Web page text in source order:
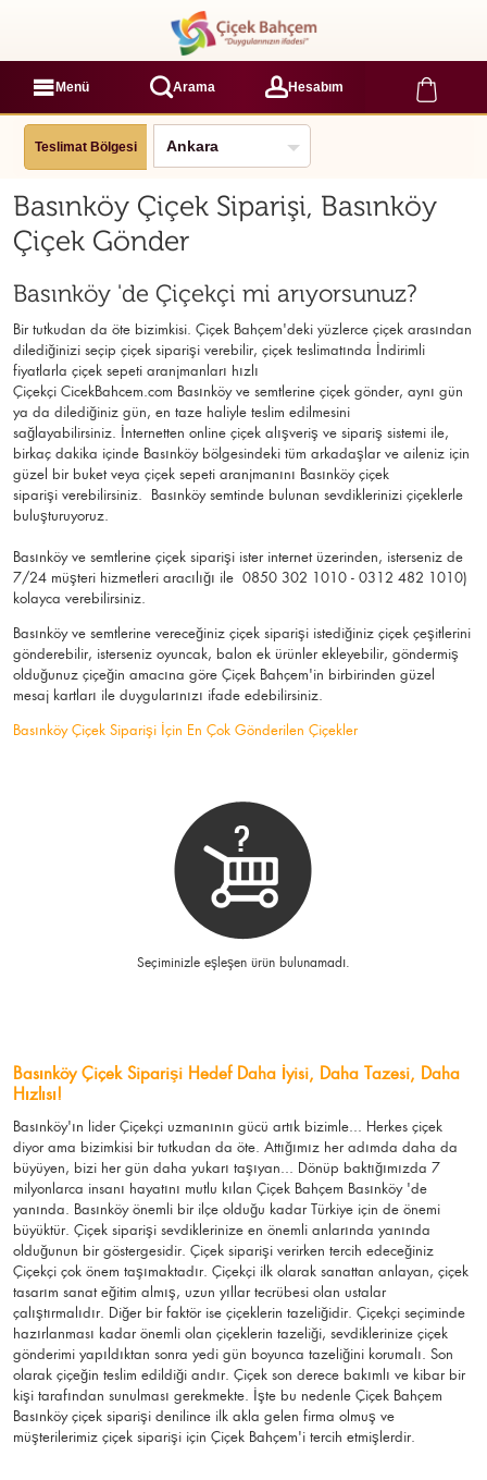
Menü Arama Hesabım
Teslimat Bölgesi
Basınköy Çiçek Siparişi, Basınköy
Çiçek Gönder
Basınköy 'de Çiçekçi mi arıyorsunuz?
Bir tutkudan da öte bizimkisi. Çiçek Bahçem'deki yüzlerce çiçek arasından
dilediğinizi seçip çiçek siparişi verebilir, çiçek teslimatında İndirimli
fiyatlarla çiçek sepeti aranjmanları hızlı
Çiçekçi CicekBahcem.com Basınköy ve semtlerine çiçek gönder, aynı gün
ya da dilediğiniz gün, en taze haliyle teslim edilmesini
sağlayabilirsiniz. İnternetten online çiçek alışveriş ve sipariş sistemi ile,
birkaç dakika içinde Basınköy bölgesindeki tüm arkadaşlar ve aileniz için
güzel bir buket veya çiçek sepeti aranjmanını Basınköy çiçek
siparişi verebilirsiniz. Basınköy semtinde bulunan sevdiklerinizi çiçeklerle
buluşturuyoruz.
Basınköy ve semtlerine çiçek siparişi ister internet üzerinden, isterseniz de
7/24 müşteri hizmetleri aracılığı ile 0850 302 1010 - 0312 482 1010)
kolayca verebilirsiniz.
Basınköy ve semtlerine vereceğiniz çiçek siparişi istediğiniz çiçek çeşitlerini
gönderebilir, isterseniz oyuncak, balon ek ürünler ekleyebilir, göndermiş
olduğunuz çiçeğin amacına göre Çiçek Bahçem'in birbirinden güzel
mesaj kartları ile duygularınızı ifade edebilirsiniz.
Basınköy Çiçek Siparişi İçin En Çok Gönderilen Çiçekler
Seçiminizle eşleşen ürün bulunamadı.
Basınköy Çiçek Siparişi Hedef Daha İyisi, Daha Tazesi, Daha
Hızlısı!
Basınköy'ın lider Çiçekçi uzmanının gücü artık bizimle... Herkes çiçek
diyor ama bizimkisi bir tutkudan da öte. Attığımız her adımda daha da
büyüyen, bizi her gün daha yukarı taşıyan... Dönüp baktığımızda 7
milyonlarca insanı hayatını mutlu kılan Çiçek Bahçem Basınköy 'de
yanında. Basınköy önemli bir ilçe olduğu kadar Türkiye için de önemi
büyüktür. Çiçek siparişi sevdiklerinize en önemli anlarında yanında
olduğunun bir göstergesidir. Çiçek siparişi verirken tercih edeceğiniz
Çiçekçi çok önem taşımaktadır. Çiçekçi ilk olarak sanattan anlayan, çiçek
tasarım sanat eğitim almış, uzun yıllar tecrübesi olan ustalar
çalıştırmalıdır. Diğer bir faktör ise çiçeklerin tazeliğidir. Çiçekçi seçiminde
hazırlanması kadar önemli olan çiçeklerin tazeliği, sevdiklerinize çiçek
gönderimi yapıldıktan sonra yedi gün boyunca tazeliğini korumalı. Son
olarak çiçeğin teslim edildiği andır. Çiçek son derece bakımlı ve kibar bir
kişi tarafından sunulması gerekmekte. İşte bu nedenle Çiçek Bahçem
Basınköy çiçek siparişi denilince ilk akla gelen firma olmuş ve
müşterilerimiz çiçek siparişi için Çiçek Bahçem'i tercih etmişlerdir.